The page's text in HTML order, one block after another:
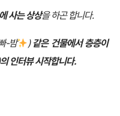
사는 상상을 하곤 합니다.
-밤 ) 같은 건물에서 층층이
의 인터뷰 시작합니다.